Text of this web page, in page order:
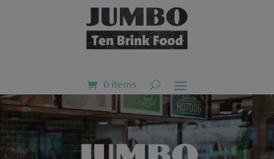
0 items